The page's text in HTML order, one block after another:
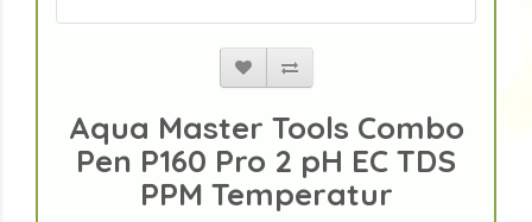
Aqua Master Tools Combo
Pen P160 Pro 2 pH EC TDS
PPM Temperatur